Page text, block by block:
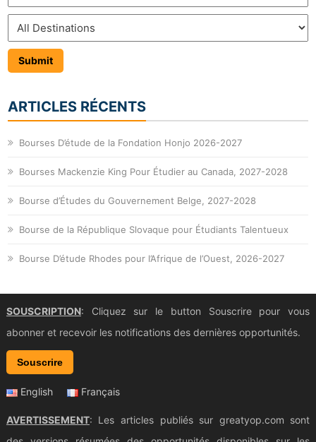
ARTICLES RÉCENTS
Bourses D’étude de la Fondation Honjo 2026-2027
Bourses Mackenzie King Pour Étudier au Canada, 2027-2028
Bourse d’Études du Gouvernement Belge, 2027-2028
Bourse de la République Slovaque pour Étudiants Talentueux
Bourse D’étude Rhodes pour l’Afrique de l’Ouest, 2026-2027
SOUSCRIPTION: Cliquez sur le button Souscrire pour vous
abonner et recevoir les notifications des dernières opportunités.
Souscrire
English Français
AVERTISSEMENT: Les articles publiés sur greatyop.com sont